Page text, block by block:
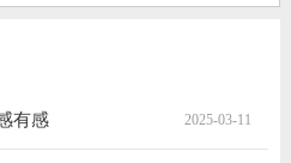
有感 2025-03-11